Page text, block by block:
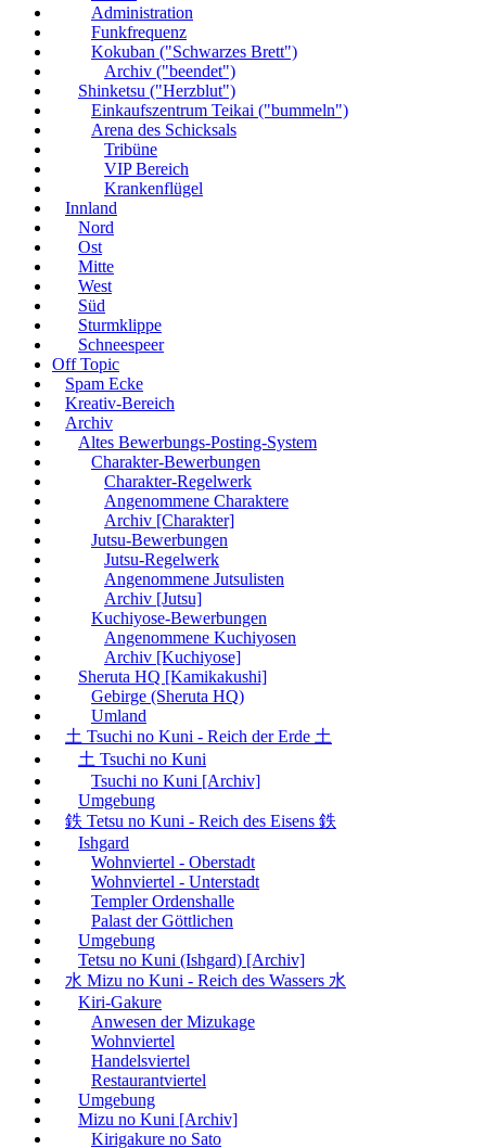
Administration
Funkfrequenz
Kokuban ("Schwarzes Brett")
Archiv ("beendet")
Shinketsu ("Herzblut")
Einkaufszentrum Teikai ("bummeln")
Arena des Schicksals
Tribüne
VIP Bereich
Krankenflügel
Innland
Nord
Ost
Mitte
West
Süd
Sturmklippe
Schneespeer
Off Topic
Spam Ecke
Kreativ-Bereich
Archiv
Altes Bewerbungs-Posting-System
Charakter-Bewerbungen
Charakter-Regelwerk
Angenommene Charaktere
Archiv [Charakter]
Jutsu-Bewerbungen
Jutsu-Regelwerk
Angenommene Jutsulisten
Archiv [Jutsu]
Kuchiyose-Bewerbungen
Angenommene Kuchiyosen
Archiv [Kuchiyose]
Sheruta HQ [Kamikakushi]
Gebirge (Sheruta HQ)
Umland
土 Tsuchi no Kuni - Reich der Erde 土
土 Tsuchi no Kuni
Tsuchi no Kuni [Archiv]
Umgebung
鉄 Tetsu no Kuni - Reich des Eisens 鉄
Ishgard
Wohnviertel - Oberstadt
Wohnviertel - Unterstadt
Templer Ordenshalle
Palast der Göttlichen
Umgebung
Tetsu no Kuni (Ishgard) [Archiv]
水 Mizu no Kuni - Reich des Wassers 水
Kiri-Gakure
Anwesen der Mizukage
Wohnviertel
Handelsviertel
Restaurantviertel
Umgebung
Mizu no Kuni [Archiv]
Kirigakure no Sato